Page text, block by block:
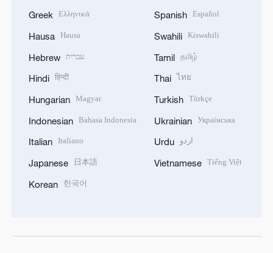
Greek Ελληνικά
Hausa Hausa
Hebrew עברית
Hindi हिन्दी
Hungarian Magyar
Indonesian Bahasa Indonesia
Italian Italiano
Japanese 日本語
Korean 한국어
Spanish Español
Swahili Kiswahili
Tamil தமிழ்
Thai ไทย
Turkish Türkçe
Ukrainian Українська
Urdu اردو
Vietnamese Tiếng Việt